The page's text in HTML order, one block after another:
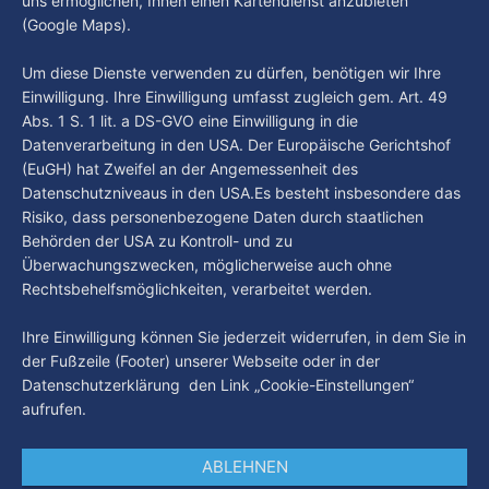
By Luca Kimmel 6. Aug. 2026
Nissi's Kunstwelt - Folge 18
By Luca Kimmel 6. Aug. 2026
(Google Maps).
Um diese Dienste verwenden zu dürfen, benötigen wir Ihre
Einwilligung. Ihre Einwilligung umfasst zugleich gem. Art. 49
Abs. 1 S. 1 lit. a DS-GVO eine Einwilligung in die
Datenverarbeitung in den USA. Der Europäische Gerichtshof
(EuGH) hat Zweifel an der Angemessenheit des
Datenschutzniveaus in den USA.Es besteht insbesondere das
Risiko, dass personenbezogene Daten durch staatlichen
Behörden der USA zu Kontroll- und zu
Überwachungszwecken, möglicherweise auch ohne
Rechtsbehelfsmöglichkeiten, verarbeitet werden.
Ihre Einwilligung können Sie jederzeit widerrufen, in dem Sie in
der Fußzeile (Footer) unserer Webseite oder in der
Datenschutzerklärung den Link „Cookie-Einstellungen“
aufrufen.
ABLEHNEN